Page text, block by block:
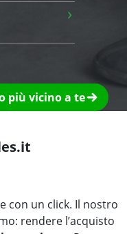
›
più vicino a te
con un click. Il nostro
rendere l’acquisto